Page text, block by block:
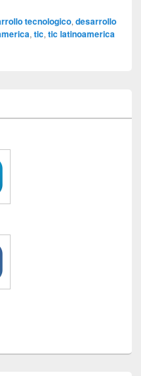
tecnologico,desarrollo
,tic,tic latinoamerica